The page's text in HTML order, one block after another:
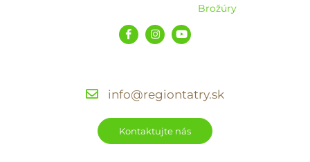
Brožúry
info@regiontatry.sk
Kontaktujte nás